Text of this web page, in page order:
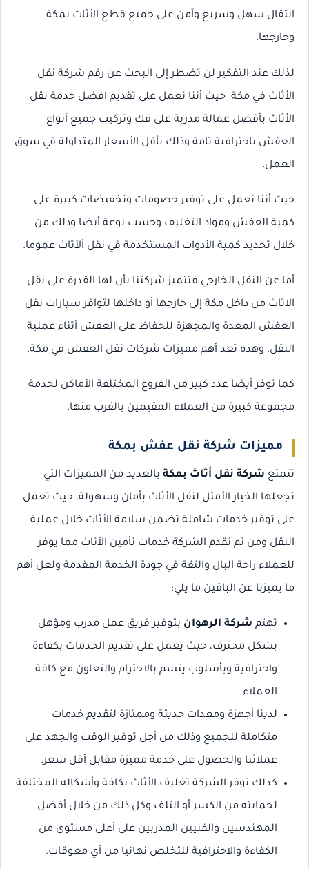
انتقال سهل وسريع وآمن على جميع قطع الأثاث بمكة
وخارجها.
لذلك عند التفكير لن تضطر إلى البحث عن رقم شركة نقل
الأثاث في مكة حيث أننا نعمل على تقديم افضل خدمة نقل
الأثاث بأفضل عمالة مدربة على فك وتركيب جميع أنواع
العفش باحترافية تامة وذلك بأقل الأسعار المتداولة في سوق
العمل.
حيث أننا نعمل على توفير خصومات وتخفيضات كبيرة على
كمية العفش ومواد التغليف وحسب نوعة أيضا وذلك من
خلال تحديد كمية الأدوات المستخدمة في نقل ألأثاث عموما.
أما عن النقل الخارجي فتتميز شركتنا بأن لها القدرة على نقل
الاثاث من داخل مكة إلى خارجها أو داخلها لتوافر سيارات نقل
العفش المعدة والمجهزة للحفاظ على العفش أثناء عملية
النقل، وهذه تعد أهم مميزات شركات نقل العفش في مكة.
كما توفر أيضا عدد كبير من الفروع المختلفة الأماكن لخدمة
مجموعة كبيرة من العملاء المقيمين بالقرب منها.
مميزات شركة نقل عفش بمكة
تتمتع شركة نقل أثاث بمكة بالعديد من المميزات التي
تجعلها الخيار الأمثل لنقل الأثاث بأمان وسهولة، حيث تعمل
على توفير خدمات شاملة تضمن سلامة الأثاث خلال عملية
النقل ومن ثم تقدم الشركة خدمات تأمين الأثاث مما يوفر
للعملاء راحة البال والثقة في جودة الخدمة المقدمة ولعل أهم
ما يميزنا عن الباقين ما يلي:
تهتم شركة الرهوان بتوفير فريق عمل مدرب ومؤهل
بشكل محترف، حيث يعمل على تقديم الخدمات بكفاءة
واحترافية وبأسلوب يتسم بالاحترام والتعاون مع كافة
العملاء.
لدينا أجهزة ومعدات حديثة وممتازة لتقديم خدمات
متكاملة للجميع وذلك من أجل توفير الوقت والجهد على
عملائنا والحصول على خدمة مميزة مقابل أقل سعر.
كذلك توفر الشركة تغليف الأثاث بكافة وأشكاله المختلفة
لحمايته من الكسر أو التلف وكل ذلك من خلال أفضل
المهندسين والفنيين المدربين على أعلى مستوى من
الكفاءة والاحترافية للتخلص نهائيا من أي معوقات.